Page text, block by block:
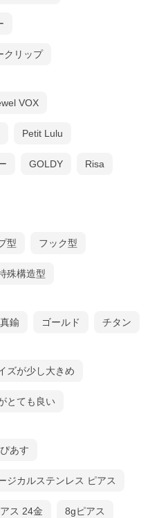
クリップ
VOX
Petit Lulu
GOLDY Risa
型 フック型
殊構造型
真鍮 ゴールド チタン
ズが少し大きめ
とても良い
ぴあす
ジカルステンレス ピアス
ス 24金 8gピアス